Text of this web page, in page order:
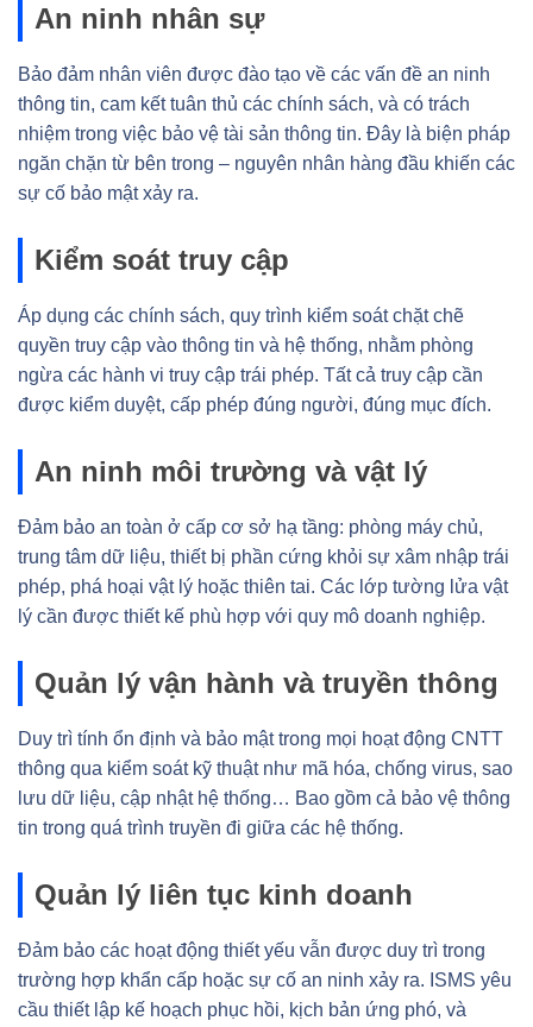
An ninh nhân sự
Bảo đảm nhân viên được đào tạo về các vấn đề an ninh
thông tin, cam kết tuân thủ các chính sách, và có trách
nhiệm trong việc bảo vệ tài sản thông tin. Đây là biện pháp
ngăn chặn từ bên trong – nguyên nhân hàng đầu khiến các
sự cố bảo mật xảy ra.
Kiểm soát truy cập
Áp dụng các chính sách, quy trình kiểm soát chặt chẽ
quyền truy cập vào thông tin và hệ thống, nhằm phòng
ngừa các hành vi truy cập trái phép. Tất cả truy cập cần
được kiểm duyệt, cấp phép đúng người, đúng mục đích.
An ninh môi trường và vật lý
Đảm bảo an toàn ở cấp cơ sở hạ tầng: phòng máy chủ,
trung tâm dữ liệu, thiết bị phần cứng khỏi sự xâm nhập trái
phép, phá hoại vật lý hoặc thiên tai. Các lớp tường lửa vật
lý cần được thiết kế phù hợp với quy mô doanh nghiệp.
Quản lý vận hành và truyền thông
Duy trì tính ổn định và bảo mật trong mọi hoạt động CNTT
thông qua kiểm soát kỹ thuật như mã hóa, chống virus, sao
lưu dữ liệu, cập nhật hệ thống… Bao gồm cả bảo vệ thông
tin trong quá trình truyền đi giữa các hệ thống.
Quản lý liên tục kinh doanh
Đảm bảo các hoạt động thiết yếu vẫn được duy trì trong
trường hợp khẩn cấp hoặc sự cố an ninh xảy ra. ISMS yêu
cầu thiết lập kế hoạch phục hồi, kịch bản ứng phó, và